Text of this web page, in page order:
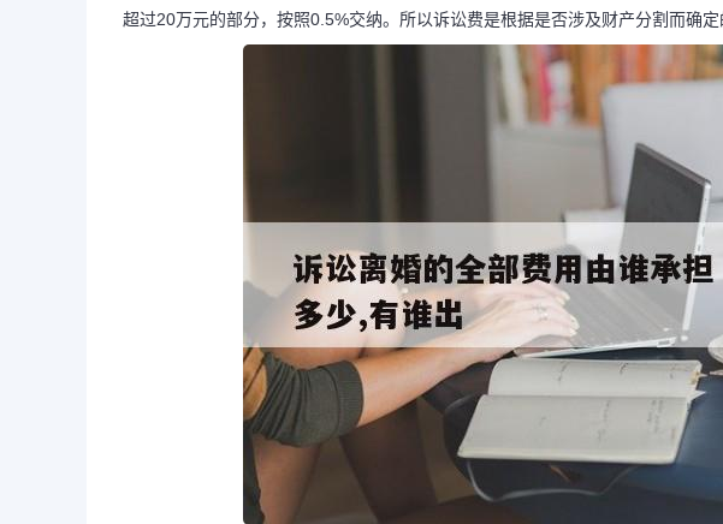
超过20万元的部分，按照0.5%交纳。所以诉讼费是根据是否涉及财产分割而确定
额外费用，超额部分则需按0 5%收取。诉讼费是